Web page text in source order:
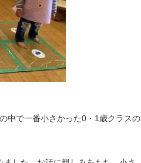
で一番小さかった0・1歳クラスの